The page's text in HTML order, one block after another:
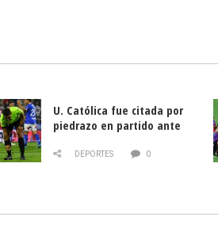
U. Católica fue citada por
piedrazo en partido ante
DEPORTES 0